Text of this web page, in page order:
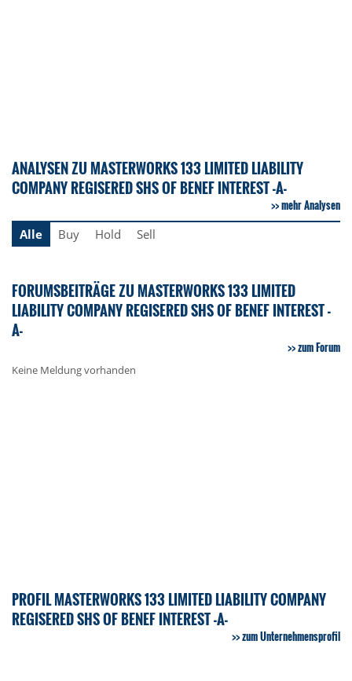
ANALYSEN ZU MASTERWORKS 133 LIMITED LIABILITY
COMPANY REGISERED SHS OF BENEF INTEREST -A-
mehr Analysen
Alle
Buy Hold Sell
FORUMSBEITRÄGE ZU MASTERWORKS 133 LIMITED
LIABILITY COMPANY REGISERED SHS OF BENEF INTEREST -
A-
zum Forum
Keine Meldung vorhanden
PROFIL MASTERWORKS 133 LIMITED LIABILITY COMPANY
REGISERED SHS OF BENEF INTEREST -A-
zum Unternehmensprofil